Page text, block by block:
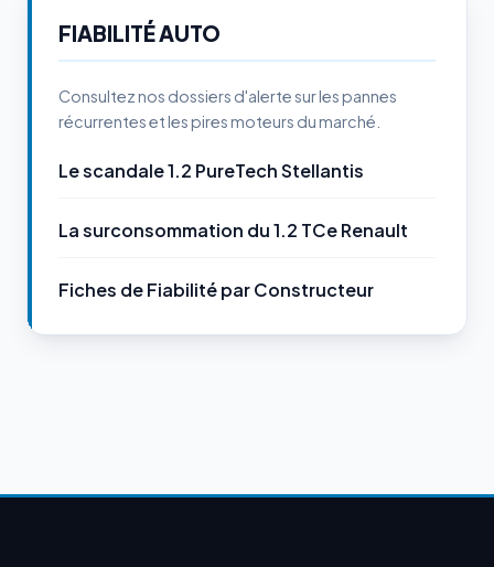
FIABILITÉ AUTO
Consultez nos dossiers d'alerte sur les pannes
récurrentes et les pires moteurs du marché.
Le scandale 1.2 PureTech Stellantis
La surconsommation du 1.2 TCe Renault
Fiches de Fiabilité par Constructeur